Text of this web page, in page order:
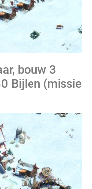
bouw 3
Bijlen (missie